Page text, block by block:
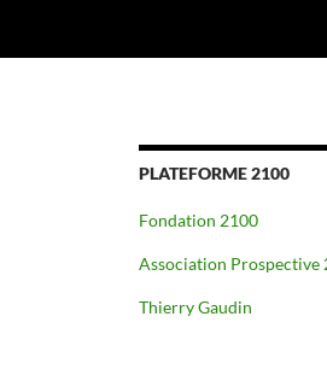
PLATEFORME 2100
Fondation 2100
Association Prospective
Thierry Gaudin